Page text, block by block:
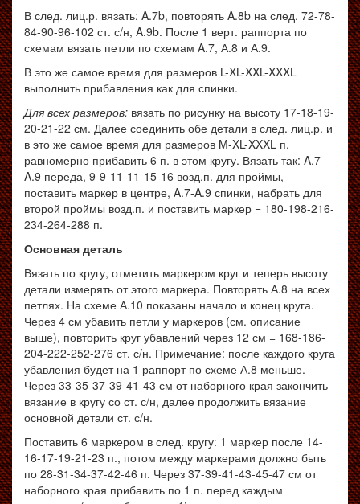
В след. лиц.р. вязать: A.7b, повторять A.8b на след. 72-78-
84-90-96-102 ст. с/н, A.9b. После 1 верт. раппорта по
схемам вязать петли по схемам A.7, А.8 и А.9.
В это же самое время для размеров L-XL-XXL-XXXL
выполнить прибавления как для спинки.
Для всех размеров: вязать по рисунку на высоту 17-18-19-
20-21-22 см. Далее соединить обе детали в след. лиц.р. и
в это же самое время для размеров M-XL-XXXL п.
равномерно прибавить 6 п. в этом кругу. Вязать так: A.7-
A.9 переда, 9-9-11-11-15-16 возд.п. для проймы,
поставить маркер в центре, A.7-A.9 спинки, набрать для
второй проймы возд.п. и поставить маркер = 180-198-216-
234-264-288 п.
Основная деталь
Вязать по кругу, отметить маркером круг и теперь высоту
детали измерять от этого маркера. Повторять А.8 на всех
петлях. На схеме А.10 показаны начало и конец круга.
Через 4 см убавить петли у маркеров (см. описание
выше), повторить круг убавлений через 12 см = 168-186-
204-222-252-276 ст. с/н. Примечание: после каждого круга
убавления будет на 1 раппорт по схеме А.8 меньше.
Через 33-35-37-39-41-43 см от наборного края закончить
вязание в кругу со ст. с/н, далее продолжить вязание
основной детали ст. с/н.
Поставить 6 маркером в след. кругу: 1 маркер после 14-
16-17-19-21-23 п., потом между маркерами должно быть
по 28-31-34-37-42-46 п. Через 37-39-41-43-45-47 см от
наборного края прибавить по 1 п. перед каждым